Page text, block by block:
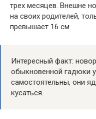
трех месяцев. Внешне
на своих родителей,
превышает 16 см.
Интересный факт:
обыкновенной гадюки
самостоятельны, они
кусаться.